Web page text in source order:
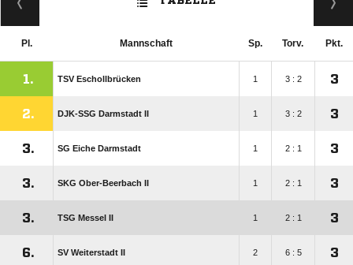
Pl. Mannschaft Sp. Torv. Pkt.
1. TSV Eschollbrücken 1 3 : 2 3
2. DJK-SSG Darmstadt II 1 3 : 2 3
3. SG Eiche Darmstadt 1 2 : 1 3
3. SKG Ober-Beerbach II 1 2 : 1 3
3. TSG Messel II 1 2 : 1 3
6. SV Weiterstadt II 2 6 : 5 3